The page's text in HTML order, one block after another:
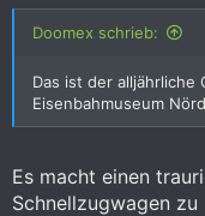
Doomex schrieb:
Das ist der alljährliche
Eisenbahmuseum
Es macht einen
Schnellzugwagen zu